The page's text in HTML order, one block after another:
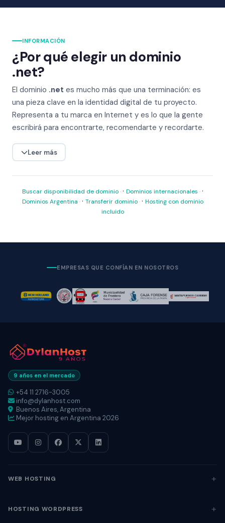
INFORMACIÓN
¿Por qué elegir un dominio
.net?
El dominio .net es mucho más que una terminación: es
una pieza clave en la identidad digital de tu proyecto.
Representa a tu marca en Internet y es lo que la gente
escribirá para encontrarte, recomendarte y recordarte.
Leer más
Buscar disponibilidad de dominio · Dominios internacionales ·
Dominios Argentina · Transferir dominio · Hosting con dominio
incluido
EMPRESAS QUE CONFÍAN EN NOSOTROS
9 años en el mercado
+54 11 2716-3005
info@dylanhost.com
Buenos Aires, Argentina
Mejor hosting en Argentina 2026
WEB HOSTING
HOSTING WORDPRESS